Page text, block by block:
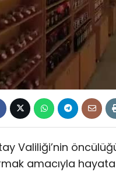
Valiliği’nin
amacıyla